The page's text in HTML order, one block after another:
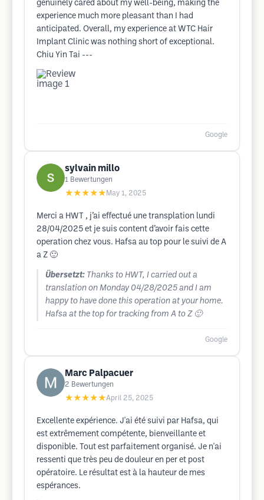
genuinely cared about my well-being, making the
experience much more pleasant than I had
anticipated. Overall, my experience at WTC Hair
Implant Clinic was nothing short of exceptional.
Chiu Yin Tai ---
Google
sylvain millo
1 Bewertungen
★★★★★ May 1, 2025
Merci a HWT , j’ai effectué une transplation lundi
28/04/2025 et je suis content d’avoir fais cette
operation chez vous. Hafsa au top pour le suivi de A
a Z 🙂
Übersetzt: Thanks to HWT, I carried out a
translation on Monday 04/28/2025 and I am
happy to have done this operation at your home.
Hafsa at the top for tracking from A to Z 🙂
Google
Marc Palpacuer
2 Bewertungen
★★★★★April 25, 2025
Excellente expérience. J'ai été suivi par Hafsa, qui
est extrêmement compétente, bienveillante et
disponible. Tout est parfaitement organisé. Je n'ai
ressenti que très peu de douleur en per et post
opératoire. Le résultat est à la hauteur de mes
espérances.